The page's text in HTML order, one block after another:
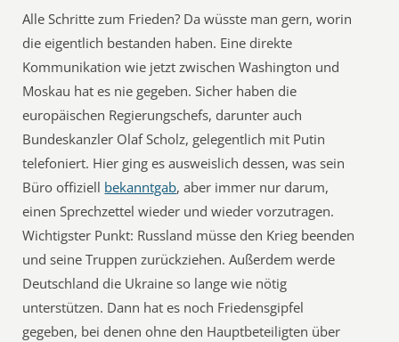
Alle Schritte zum Frieden? Da wüsste man gern, worin
die eigentlich bestanden haben. Eine direkte
Kommunikation wie jetzt zwischen Washington und
Moskau hat es nie gegeben. Sicher haben die
europäischen Regierungschefs, darunter auch
Bundeskanzler Olaf Scholz, gelegentlich mit Putin
telefoniert. Hier ging es ausweislich dessen, was sein
Büro offiziell bekanntgab, aber immer nur darum,
einen Sprechzettel wieder und wieder vorzutragen.
Wichtigster Punkt: Russland müsse den Krieg beenden
und seine Truppen zurückziehen. Außerdem werde
Deutschland die Ukraine so lange wie nötig
unterstützen. Dann hat es noch Friedensgipfel
gegeben, bei denen ohne den Hauptbeteiligten über